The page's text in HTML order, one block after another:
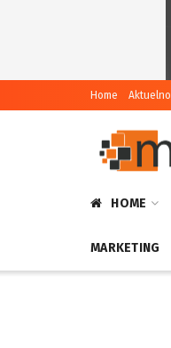
Home Aktuelno
HOME
MARKETING